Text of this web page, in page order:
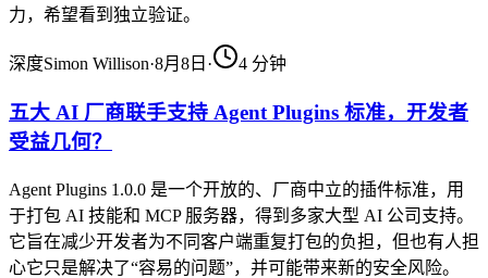
力，希望看到独立验证。
深度Simon Willison·8月8日 · 4 分钟
五大 AI 厂商联手支持 Agent Plugins 标准，开发者
受益几何？
Agent Plugins 1.0.0 是一个开放的、厂商中立的插件标准，用
于打包 AI 技能和 MCP 服务器，得到多家大型 AI 公司支持。
它旨在减少开发者为不同客户端重复打包的负担，但也有人担
心它只是解决了“容易的问题”，并可能带来新的安全风险。